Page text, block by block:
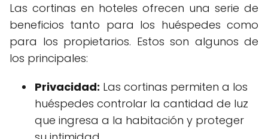
Las cortinas en hoteles ofrecen una serie de
beneficios tanto para los huéspedes como
para los propietarios. Estos son algunos de
los principales:
Privacidad: Las cortinas permiten a los
huéspedes controlar la cantidad de luz
que ingresa a la habitación y proteger